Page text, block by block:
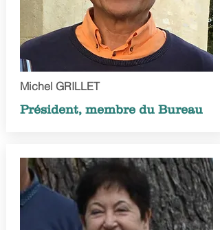
Michel GRILLET
Président, membre du Bureau